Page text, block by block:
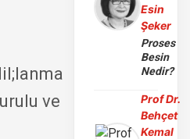
ve
Esin
Şeker
Proses
Besin
Nedir?
Prof Dr.
Behçet
Kemal